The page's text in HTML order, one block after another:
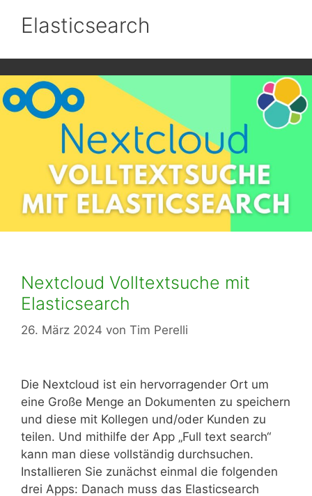
Elasticsearch
Nextcloud Volltextsuche mit
Elasticsearch
26. März 2024 von Tim Perelli
Die Nextcloud ist ein hervorragender Ort um
eine Große Menge an Dokumenten zu speichern
und diese mit Kollegen und/oder Kunden zu
teilen. Und mithilfe der App „Full text search“
kann man diese vollständig durchsuchen.
Installieren Sie zunächst einmal die folgenden
drei Apps: Danach muss das Elasticsearch